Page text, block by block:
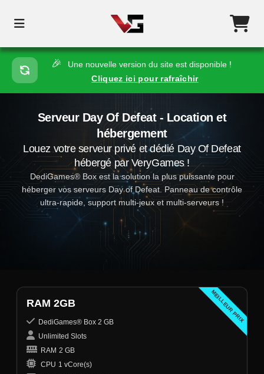
🎉
Une nouvelle version du site est disponible !
Cliquez ici pour rafraîchir
Serveur Day Of Defeat - Location et
hébergement
Louez votre serveur privé et dédié Day Of Defeat
hébergé par VeryGames !
DediGames® Box est la solution la plus puissante pour
héberger vos serveurs Day of Defeat. Panneau de contrôle
ultra-rapide, support multi-jeux et multi-serveurs !
MEILLEUR PRIX
RAM 2GB
DediGames® Box 2 GB
Unlimited Slots
RAM 2 GB
CPU 1 vCore(s)